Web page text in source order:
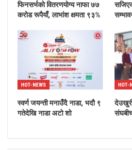
फिनसर्भको वितरणयोग्य नाफा ७७
करोड रूपैयाँ, लाभांश क्षमता ९३%
HOT-NEWS
स्वर्ण जयन्ती मनाउँदै नाडा, भदौ ९
गतेदेखि नाडा अटो शो
HOT-